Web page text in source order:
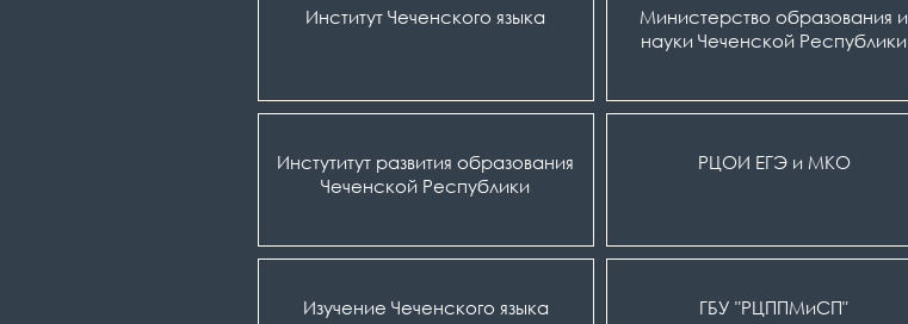
Институт Чеченского языка
Министерство образования и
науки Чеченской Республики
Инстутитут развития образования
Чеченской Республики
РЦОИ ЕГЭ и МКО
Изучение Чеченского языка ГБУ "РЦППМиСП"